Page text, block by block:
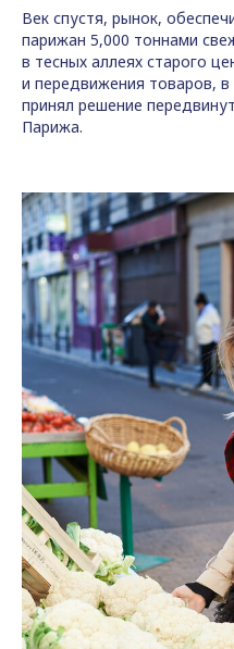
Век спустя, рынок,
парижан 5,000 тоннами
в тесных аллеях старого
и передвижения товаров,
принял решение
Парижа.